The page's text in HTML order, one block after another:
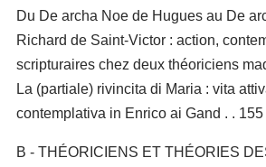
Du De archa Noe de Hugues au De
Richard de Saint-Victor : action,
scripturaires chez deux théoriciens
La (partiale) rivincita di Maria : vita
contemplativa in Enrico ai Gand . . 155
B - THÉORICIENS ET THÉORIES